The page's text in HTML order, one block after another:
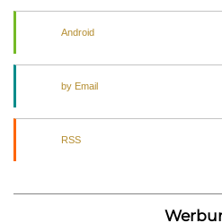
Android
by Email
RSS